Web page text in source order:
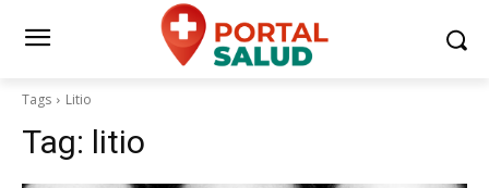
Tags Litio
Tag: litio